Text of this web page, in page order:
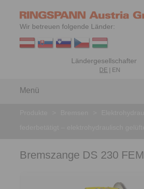
Wir betreuen folgende Länder:
DE EN
Menü
Bremszange DS 230 FEM